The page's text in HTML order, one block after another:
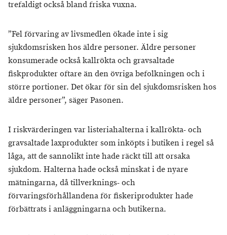
trefaldigt också bland friska vuxna.
”Fel förvaring av livsmedlen ökade inte i sig
sjukdomsrisken hos äldre personer. Äldre personer
konsumerade också kallrökta och gravsaltade
fiskprodukter oftare än den övriga befolkningen och i
större portioner. Det ökar för sin del sjukdomsrisken hos
äldre personer”, säger Pasonen.
I riskvärderingen var listeriahalterna i kallrökta- och
gravsaltade laxprodukter som inköpts i butiken i regel så
låga, att de sannolikt inte hade räckt till att orsaka
sjukdom. Halterna hade också minskat i de nyare
mätningarna, då tillverknings- och
förvaringsförhållandena för fiskeriprodukter hade
förbättrats i anläggningarna och butikerna.